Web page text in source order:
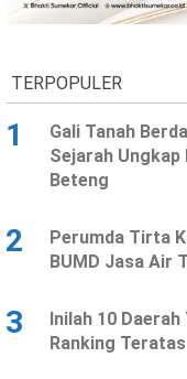
Copyright
2026
News
Right
Reserve
TERPOPULER
1
Gali Tanah
Sejarah
Beteng
2
Perumda Tirta
BUMD Jasa Air
3
Inilah 10
Ranking Teratas